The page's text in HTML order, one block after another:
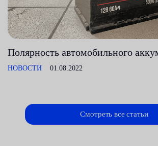
Полярность автомобильного
НОВОСТИ 01.08.2022
Смотреть все статьи